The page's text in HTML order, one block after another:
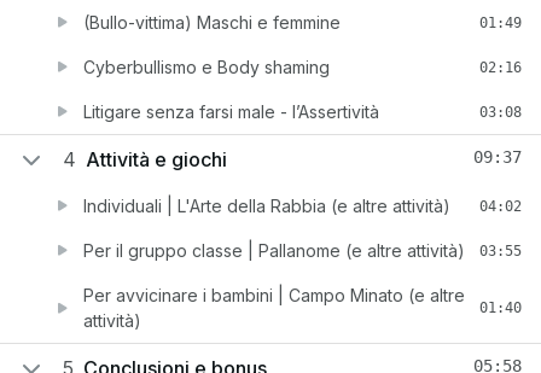
(Bullo-vittima) Maschi e femmine 01:49
Cyberbullismo e Body shaming 02:16
Litigare senza farsi male - l’Assertività 03:08
4 Attività e giochi 09:37
Individuali | L'Arte della Rabbia (e altre attività) 04:02
Per il gruppo classe | Pallanome (e altre attività) 03:55
Per avvicinare i bambini | Campo Minato (e altre
attività)
01:40
5 Conclusioni e bonus 05:58